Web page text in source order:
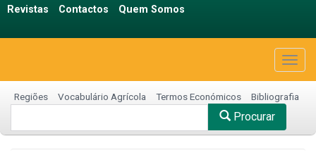
Revistas Contactos Quem Somos
Regiões Vocabulário Agrícola Termos Económicos Bibliografia
Procurar